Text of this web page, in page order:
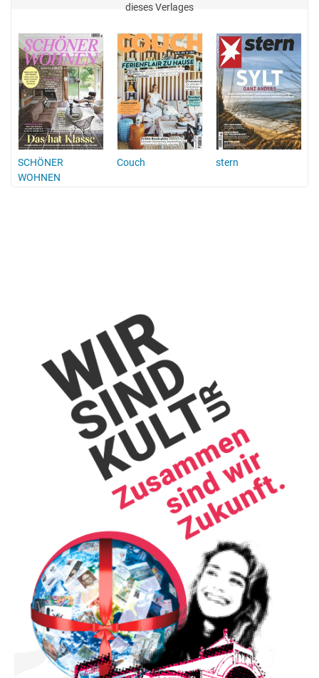
dieses Verlages
SCHÖNER
WOHNEN
Couch stern